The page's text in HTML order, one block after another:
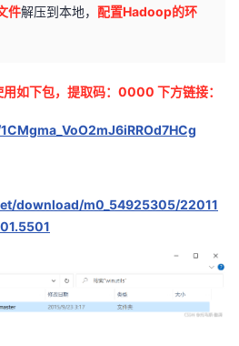
件解压到本地， 配置Hadoop的环
如下包，提取码：0000 下方链接：
download/m0_54925305/22011